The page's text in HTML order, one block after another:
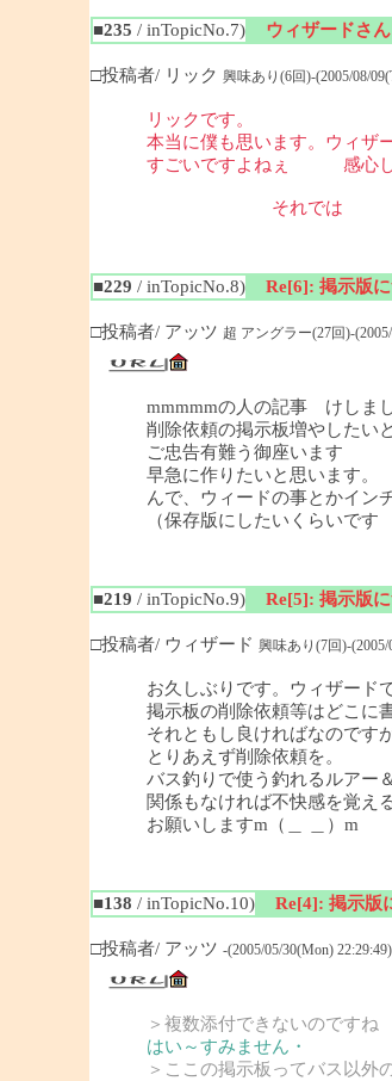
■235 / inTopicNo.7)
ウィザードさん
□投稿者/ リック 興味あり(6回)-(2005/08/
リックです。
本当に僕も思います。ウィザ
すごいですよねぇ 感心
それでは
■229 / inTopicNo.8)
Re[6]: 掲示版
□投稿者/ アッツ 超 アングラー(27回)-
mmmmmの人の記事 けしま
削除依頼の掲示板増やしたい
ご忠告有難う御座います
早急に作りたいと思います。
んで、ウィードの事とかイン
（保存版にしたいくらいです
■219 / inTopicNo.9)
Re[5]: 掲示版
□投稿者/ ウィザード 興味あり(7回)-(2005/
お久しぶりです。ウィザードで
掲示板の削除依頼等はどこに
それともし良ければなのです
とりあえず削除依頼を。
バス釣りで使う釣れるルアー
関係もなければ不快感を覚え
お願いしますm（＿ ＿）m
■138 / inTopicNo.10)
Re[4]: 掲示版
□投稿者/ アッツ -(2005/05/30(Mon) 22:29:49)
＞複数添付できないのですね
はい～すみません・
＞ここの掲示板ってバス以外